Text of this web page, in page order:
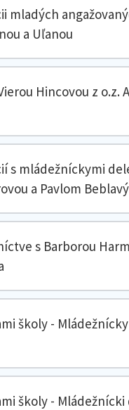
mladých
a Uľanou
Hincovou z o.z. A
s mládežníckymi
a Pavlom
s Barborou
školy - Mládežnícky
školy -